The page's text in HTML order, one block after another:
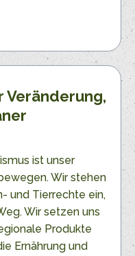
Veränderung,
ist unser
Wir stehen
und Tierrechte ein,
Wir setzen uns
Produkte
Ernährung und